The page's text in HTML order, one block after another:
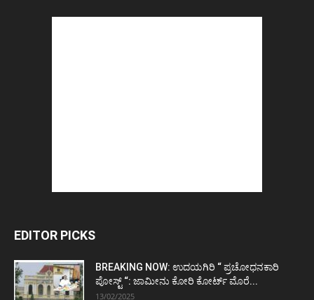
EDITOR PICKS
BREAKING NOW: ಉದಯಗಿರಿ “ ಪ್ರಚೋಧನಕಾರಿ
ಪೋಸ್ಟ್‌ “: ಜಾಮೀನು ಕೋರಿ ಕೋರ್ಟ್‌ ಮೊರೆ...
13/02/2025